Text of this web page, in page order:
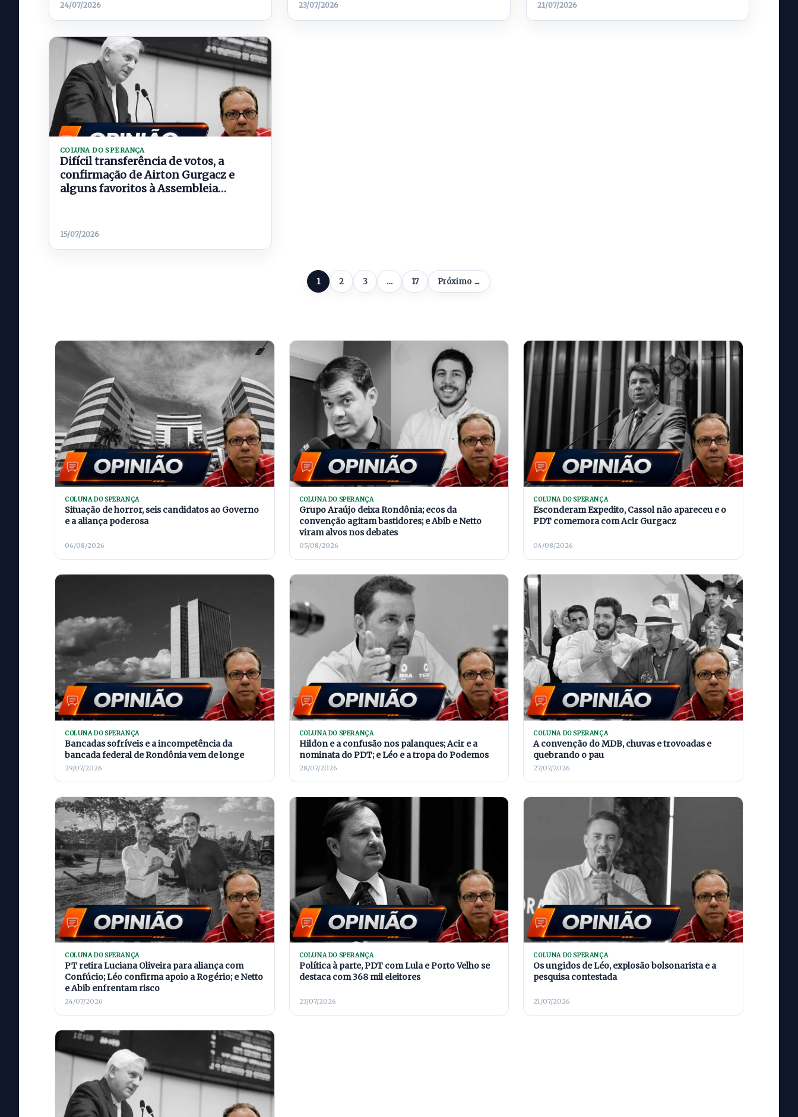
24/07/2026 23/07/2026 21/07/2026
COLUNA DO SPERANÇA
Difícil transferência de votos, a
confirmação de Airton Gurgacz e
alguns favoritos à Assembleia
15/07/2026
1 2 3 … 17 Próximo →
COLUNA DO SPERANÇA
Situação de horror, seis candidatos ao Governo
e a aliança poderosa
06/08/2026
COLUNA DO SPERANÇA
Grupo Araújo deixa Rondônia; ecos da
convenção agitam bastidores; e Abib e Netto
viram alvos nos debates
05/08/2026
COLUNA DO SPERANÇA
Esconderam Expedito, Cassol não apareceu e o
PDT comemora com Acir Gurgacz
04/08/2026
COLUNA DO SPERANÇA
Bancadas sofríveis e a incompetência da
bancada federal de Rondônia vem de longe
29/07/2026
COLUNA DO SPERANÇA
Hildon e a confusão nos palanques; Acir e a
nominata do PDT; e Léo e a tropa do Podemos
28/07/2026
COLUNA DO SPERANÇA
A convenção do MDB, chuvas e trovoadas e
quebrando o pau
27/07/2026
COLUNA DO SPERANÇA
PT retira Luciana Oliveira para aliança com
Confúcio; Léo confirma apoio a Rogério; e Netto
e Abib enfrentam risco
24/07/2026
COLUNA DO SPERANÇA
Política à parte, PDT com Lula e Porto Velho se
destaca com 368 mil eleitores
23/07/2026
COLUNA DO SPERANÇA
Os ungidos de Léo, explosão bolsonarista e a
pesquisa contestada
21/07/2026